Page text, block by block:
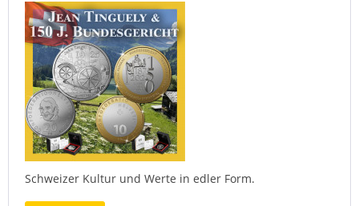
Schweizer Kultur und Werte in edler Form.